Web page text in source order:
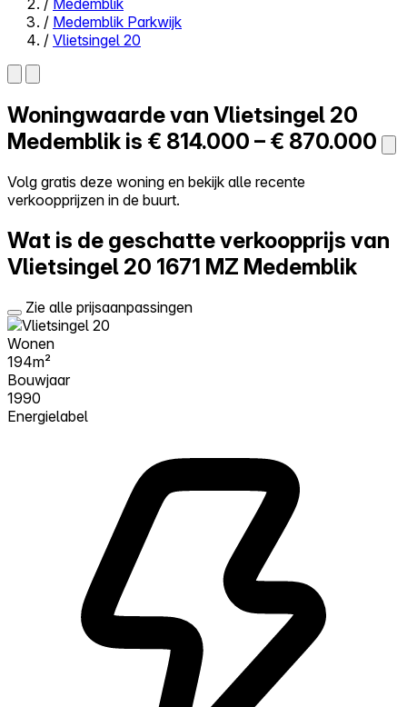
Close menu
Zelf kopen
Alles-in-één
Reviews
Log in
/ Medemblik Parkwijk
/ Vlietsingel 20
Woningwaarde van Vlietsingel 20
Medemblik is € 814.000 – € 870.000
Volg gratis deze woning en bekijk alle recente
verkoopprijzen in de buurt.
Wat is de geschatte verkoopprijs van
Vlietsingel 20 1671 MZ Medemblik
Zie alle prijsaanpassingen
Wonen
194m²
Bouwjaar
1990
Energielabel